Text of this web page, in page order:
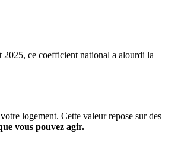
2025, ce coefficient national a alourdi la
logement. Cette valeur repose sur des
vous pouvez agir.